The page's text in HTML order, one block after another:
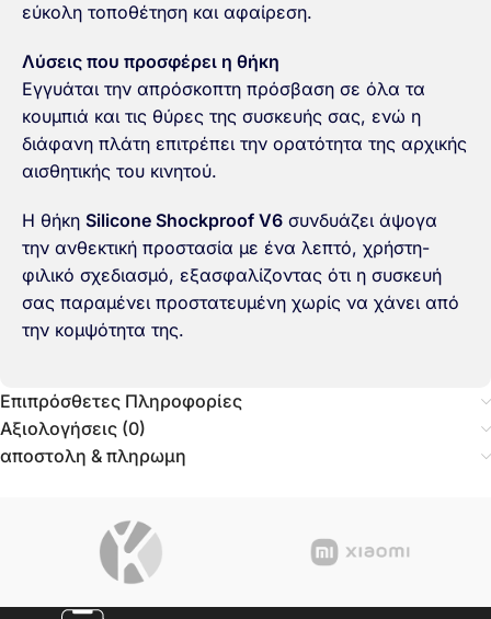
εύκολη τοποθέτηση και αφαίρεση.
Λύσεις που προσφέρει η θήκη
Εγγυάται την απρόσκοπτη πρόσβαση σε όλα τα
κουμπιά και τις θύρες της συσκευής σας, ενώ η
διάφανη πλάτη επιτρέπει την ορατότητα της αρχικής
αισθητικής του κινητού.
Η θήκη Silicone Shockproof V6 συνδυάζει άψογα
την ανθεκτική προστασία με ένα λεπτό, χρήστη-
φιλικό σχεδιασμό, εξασφαλίζοντας ότι η συσκευή
σας παραμένει προστατευμένη χωρίς να χάνει από
την κομψότητα της.
Επιπρόσθετες Πληροφορίες
Αξιολογήσεις (0)
αποστολη & πληρωμη